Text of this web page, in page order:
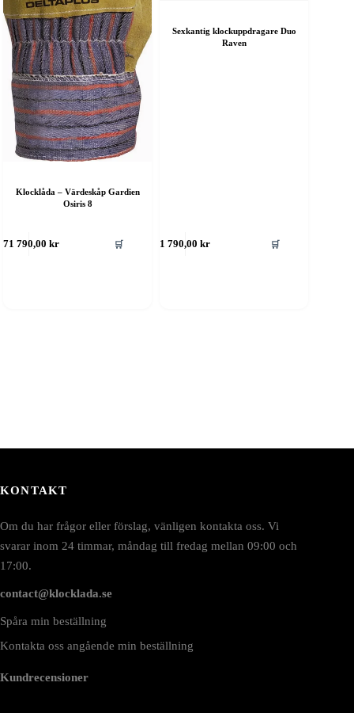
Klocklåda – Värdeskåp Gardien
Osiris 8
790,00kr 🛒
Sexkantig klockuppdragare Duo
Raven
1 790,00kr 🛒
KONTAKT
Om du har frågor eller förslag, vänligen kontakta oss. Vi
svarar inom 24 timmar, måndag till fredag mellan 09:00 och
17:00.
contact@klocklada.se
Spåra min beställning
Kontakta oss angående min beställning
Kundrecensioner